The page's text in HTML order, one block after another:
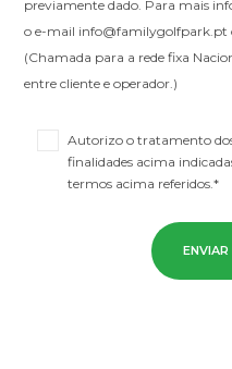
previamente dado. Para mais
o e-mail info@familygolfpark.pt
(Chamada para a rede fixa
entre cliente e operador.)
Autorizo o tratamento
finalidades acima
termos acima referidos.*